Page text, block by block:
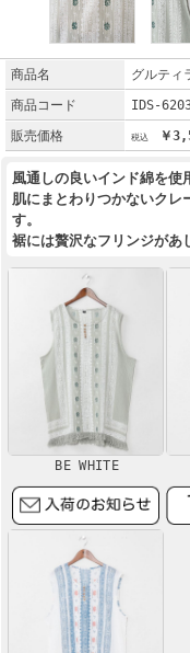
商品名
グルティ
商品コード
IDS-
販売価格
￥
風通しの良いインド綿を使
肌にまとわりつかないクレ
す。
裾には贅沢なフリンジがあ
BE WHITE